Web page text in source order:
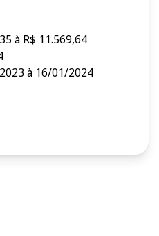
à R$ 11.569,64
à 16/01/2024